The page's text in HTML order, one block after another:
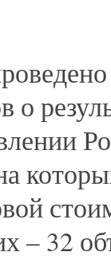
– 32